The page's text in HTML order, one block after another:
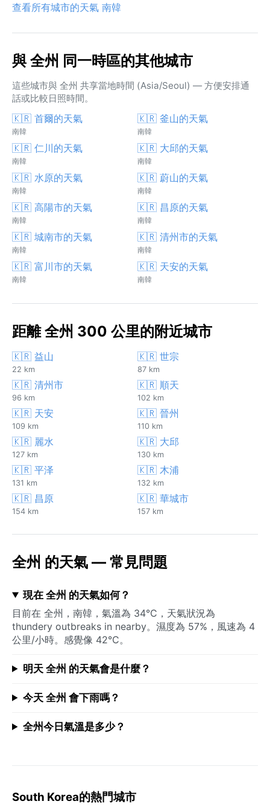
查看所有城市的天氣 南韓
與 全州 同一時區的其他城市
這些城市與 全州 共享當地時間 (Asia/Seoul) — 方便安排通
話或比較日照時間。
🇰🇷 首爾的天氣
南韓
🇰🇷 釜山的天氣
南韓
🇰🇷 仁川的天氣
南韓
🇰🇷 大邱的天氣
南韓
🇰🇷 水原的天氣
南韓
🇰🇷 蔚山的天氣
南韓
🇰🇷 高陽市的天氣
南韓
🇰🇷 昌原的天氣
南韓
🇰🇷 城南市的天氣
南韓
🇰🇷 清州市的天氣
南韓
🇰🇷 富川市的天氣
南韓
🇰🇷 天安的天氣
南韓
距離 全州 300 公里的附近城市
🇰🇷 益山
22 km
🇰🇷 世宗
87 km
🇰🇷 清州市
96 km
🇰🇷 順天
102 km
🇰🇷 天安
109 km
🇰🇷 晉州
110 km
🇰🇷 麗水
127 km
🇰🇷 大邱
130 km
🇰🇷 平泽
131 km
🇰🇷 木浦
132 km
🇰🇷 昌原
154 km
🇰🇷 華城市
157 km
全州 的天氣 — 常見問題
現在 全州 的天氣如何？
目前在 全州，南韓，氣溫為 34°C，天氣狀況為
thundery outbreaks in nearby。濕度為 57%，風速為 4
公里/小時。感覺像 42°C。
明天 全州 的天氣會是什麼？
今天 全州 會下雨嗎？
全州今日氣溫是多少？
South Korea的熱門城市